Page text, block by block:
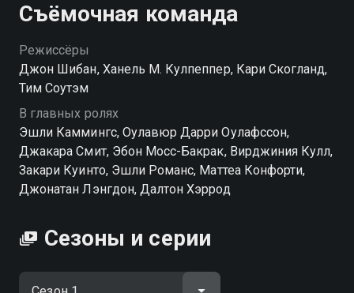
Съёмочная команда
Режиссёры
Джон Шибан, Ханель М. Кулпеппер, Кари Скогланд,
Тим Соутэм
В главных ролях
Эшли Каммингс, Оулавюр Дарри Оулафссон,
Джакара Смит, Эбон Мосс-Бакрак, Вирджиния Кулл,
Закари Куинто, Эшли Романс, Маттеа Конфорти,
Джонатан Лэнгдон, Далтон Хэррод
Сезоны и серии